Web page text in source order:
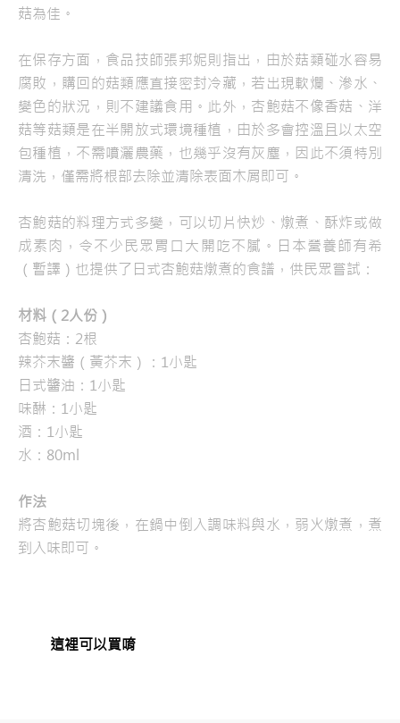
菇為佳。
在保存方面，食品技師張邦妮則指出，由於菇類碰水容易
腐敗，購回的菇類應直接密封冷藏，若出現軟爛、滲水、
變色的狀況，則不建議食用。此外，杏鮑菇不像香菇、洋
菇等菇類是在半開放式環境種植，由於多會控溫且以太空
包種植，不需噴灑農藥，也幾乎沒有灰塵，因此不須特別
清洗，僅需將根部去除並清除表面木屑即可。
杏鮑菇的料理方式多變，可以切片快炒、燉煮、酥炸或做
成素肉，令不少民眾胃口大開吃不膩。日本營養師有希
（暫譯）也提供了日式杏鮑菇燉煮的食譜，供民眾嘗試：
材料（2人份）
杏鮑菇：2根
辣芥末醬（黃芥末）：1小匙
日式醬油：1小匙
味醂：1小匙
酒：1小匙
水：80ml
作法
將杏鮑菇切塊後，在鍋中倒入調味料與水，弱火燉煮，煮
到入味即可。
這裡可以買唷